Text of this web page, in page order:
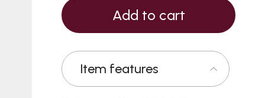
Item features